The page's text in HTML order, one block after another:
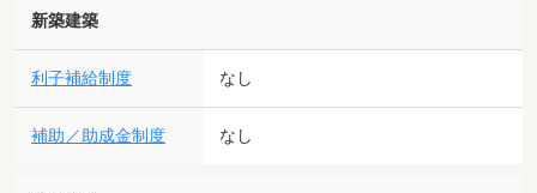
新築建築
利子補給制度 なし
補助／助成金制度 なし